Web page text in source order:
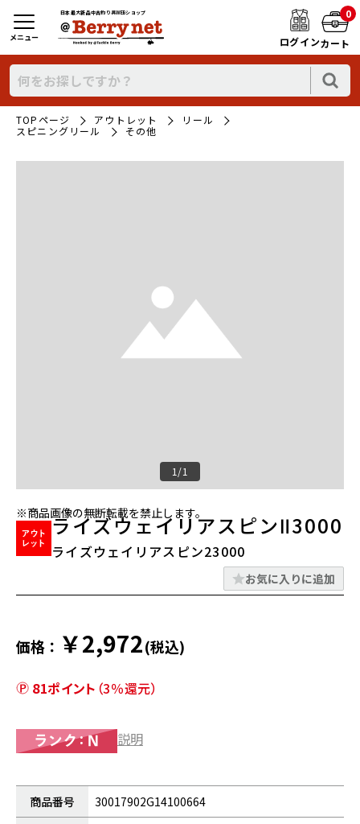
日本最大新品中古釣り具WEBショップ
ログイン
0
カート
メニュー
TOPページ アウトレット
リール
スピニングリール
その他
1/1
※商品画像の無断転載を禁止します。
ライズウェイリアスピンⅡ3000
ライズウェイリアスピン23000
お気に入りに追加
価格： ￥2,972(税込)
81ポイント （3％還元）
説明
商品番号
30017902G14100664